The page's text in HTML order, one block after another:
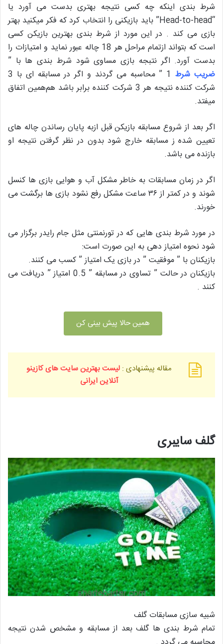
شرط بندی اینکه چه کسی نتیجه بهتری بدست می آورد یا
“Head-to-head” باید بازیکنی را انتخاب کرد که فکر میکنید بهتر
بازی می کند . در این مورد از شرط بندی بهترین بازیکن کسی
است که بتواند ازتمام مراحل هر 18 چاله عبور نماید و امتیازات را
بدست آورد. اگر نتبجه بازی مساوی شود شرط بندی ها با ”
ضریب شرط
1 ” محاسبه می گردند و اگر در مسابقه ای با 3
شرکت کننده نتیجه هر 3 شرکت کننده برابر باشد هم‌همین اتفاق
میفتد.
اگر بعد از شروع مسابقه بازیکن قبل ازبه پایان رساندن چاله های
تعیین شده ز مسابقه خارج شود بدون در نظر گرفتن نتیجه او
بازنده می باشد.
اگر در زمان مسابقات به خاطر مشکل آب و هوایی بازی ها کنسل
شوند و در کمتر از ۳۶ ساعت مشکل رفع نشود بازی ها برگشت می
خورند.
در مورد شرط بندی هایی که در تورنمنتی مثل جام رایدر برگزار می
شود نحوه امتیاز دهی به این صورت است:
بازیکنان با ” موفقیت ” در بازی یک امتیاز ” کسب می کنند.
بازیکنان در حالت ” تساوی در مسابقه ” 0.5 امتیاز ” دریافت می
کنند .
همین حالا پیش بینی کن
مقاله پیشنهادی : لیست بهترین سایت های کازینو
آنلاین ایرانی
گلف سایبری
شبیه سازی مسابقات گلف
تمام شرط بندی ها گلف بعد از مسابقه و مشخص شدن نتیجه